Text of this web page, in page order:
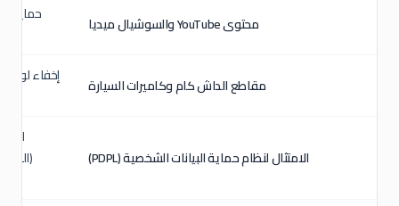
محتوى YouTube والسوشيال ميديا حماية
مقاطع الداش كام وكاميرات السيارة إخفاء لوحة
الامتثال لنظام حماية البيانات الشخصية (PDPL)